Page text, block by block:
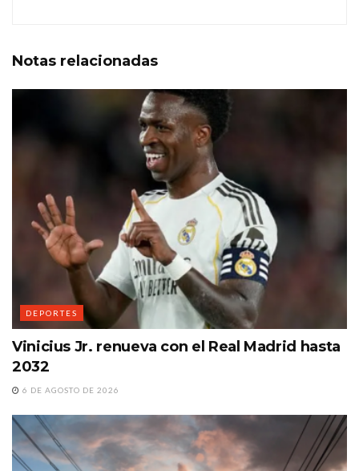
Notas relacionadas
DEPORTES
Vinicius Jr. renueva con el Real Madrid hasta
2032
6 DE AGOSTO DE 2026